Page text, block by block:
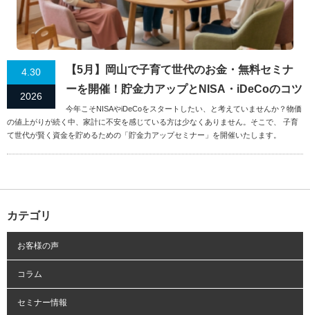
4.30
2026
【5月】岡山で子育て世代のお金・無料セミナ
ーを開催！貯金力アップとNISA・iDeCoのコツ
今年こそNISAやiDeCoをスタートしたい、と考えていませんか？物価
の値上がりが続く中、家計に不安を感じている方は少なくありません。そこで、 子育
て世代が賢く資金を貯めるための「貯金力アップセミナー」を開催いたします。
カテゴリ
お客様の声
コラム
セミナー情報